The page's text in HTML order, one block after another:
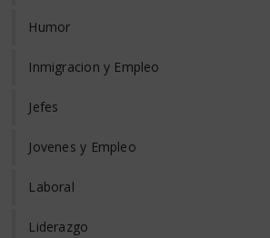
Humor
Inmigracion y Empleo
Jefes
Jovenes y Empleo
Laboral
Liderazgo